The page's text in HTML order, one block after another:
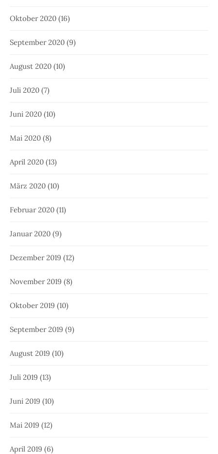
Oktober 2020 (16)
September 2020 (9)
August 2020 (10)
Juli 2020 (7)
Juni 2020 (10)
Mai 2020 (8)
April 2020 (13)
März 2020 (10)
Februar 2020 (11)
Januar 2020 (9)
Dezember 2019 (12)
November 2019 (8)
Oktober 2019 (10)
September 2019 (9)
August 2019 (10)
Juli 2019 (13)
Juni 2019 (10)
Mai 2019 (12)
April 2019 (6)